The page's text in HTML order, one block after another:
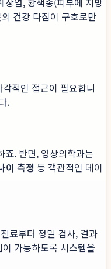
건강 다짐이 구호로만
적인 접근이 필요합니
.
죠. 반면, 영상의학과는
이 측정 등 객관적인 데이
료부터 정밀 검사, 결과
가능하도록 시스템을